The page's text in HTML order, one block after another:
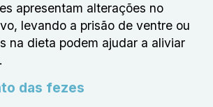
apresentam alterações no
levando a prisão de ventre ou
na dieta podem ajudar a aliviar
das fezes